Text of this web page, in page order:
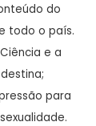
do
todo o país.
e a
para